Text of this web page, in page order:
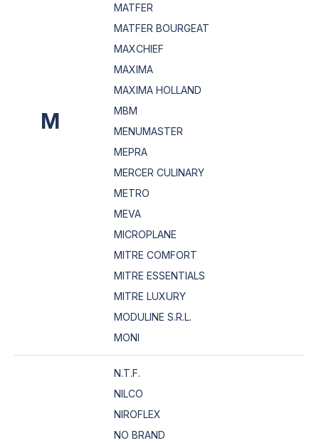
M
MATFER
MATFER BOURGEAT
MAXCHIEF
MAXIMA
MAXIMA HOLLAND
MBM
MENUMASTER
MEPRA
MERCER CULINARY
METRO
MEVA
MICROPLANE
MITRE COMFORT
MITRE ESSENTIALS
MITRE LUXURY
MODULINE S.R.L.
MONI
N.T.F.
NILCO
NIROFLEX
NO BRAND